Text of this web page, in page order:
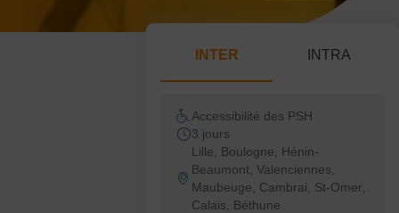
INTER INTRA
Accessibilité des PSH
3 jours
Lille, Boulogne, Hénin-
Beaumont, Valenciennes,
Maubeuge, Cambrai, St-Omer,
Calais, Béthune